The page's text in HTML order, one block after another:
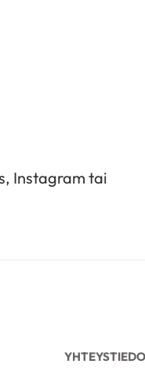
Instagram tai